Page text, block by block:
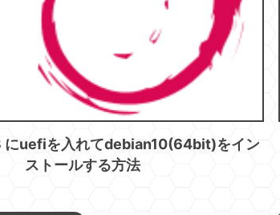
uefiを入れてdebian10(64bit)をイン
ストールする方法